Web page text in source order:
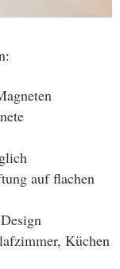
auf flachen
Küchen